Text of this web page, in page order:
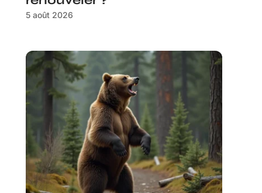
5 août 2026